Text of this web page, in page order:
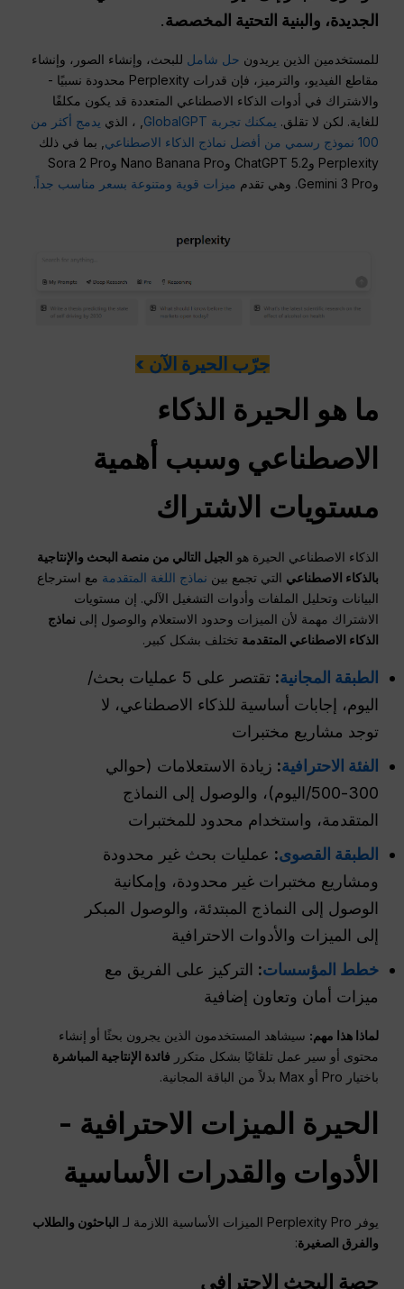
الجديدة، والبنية التحتية المخصصة.
للمستخدمين الذين يريدون حل شامل للبحث، وإنشاء الصور، وإنشاء
مقاطع الفيديو، والترميز، فإن قدرات Perplexity محدودة نسبيًا -
والاشتراك في أدوات الذكاء الاصطناعي المتعددة قد يكون مكلفًا
للغاية. لكن لا تقلق. يمكنك تجربة GlobalGPT , ، الذي يدمج أكثر من
100 نموذج رسمي من أفضل نماذج الذكاء الاصطناعي
, بما في ذلك
Perplexity وChatGPT 5.2 وNano Banana Pro وSora 2 Pro
وGemini 3 Pro. وهي تقدم
ميزات قوية ومتنوعة بسعر مناسب جداً.
جرّب الحيرة الآن >
ما هو الحيرة الذكاء
الاصطناعي وسبب أهمية
مستويات الاشتراك
الذكاء الاصطناعي الحيرة هو الجيل التالي من منصة البحث والإنتاجية
بالذكاء الاصطناعي التي تجمع بين نماذج اللغة المتقدمة مع استرجاع
البيانات وتحليل الملفات وأدوات التشغيل الآلي. إن مستويات
الاشتراك مهمة لأن الميزات وحدود الاستعلام والوصول إلى نماذج
الذكاء الاصطناعي المتقدمة تختلف بشكل كبير.
الطبقة المجانية:
تقتصر على 5 عمليات بحث/
اليوم، إجابات أساسية للذكاء الاصطناعي، لا
توجد مشاريع مختبرات
الفئة الاحترافية: زيادة الاستعلامات (حوالي
300-500/اليوم)، والوصول إلى النماذج
المتقدمة، واستخدام محدود للمختبرات
الطبقة القصوى: عمليات بحث غير محدودة
ومشاريع مختبرات غير محدودة، وإمكانية
الوصول إلى النماذج المبتدئة، والوصول المبكر
إلى الميزات والأدوات الاحترافية
خطط المؤسسات: التركيز على الفريق مع
ميزات أمان وتعاون إضافية
لماذا هذا مهم: سيشاهد المستخدمون الذين يجرون بحثًا أو إنشاء
محتوى أو سير عمل تلقائيًا بشكل متكرر فائدة الإنتاجية المباشرة
باختيار Pro أو Max بدلاً من الباقة المجانية.
الحيرة الميزات الاحترافية -
الأدوات والقدرات الأساسية
يوفر Perplexity Pro الميزات الأساسية اللازمة لـ
الباحثون والطلاب
والفرق الصغيرة:
حصة البحث الاحترافي